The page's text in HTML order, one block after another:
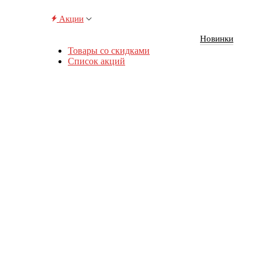
Акции
Товары со скидками
Список акций
Новинки